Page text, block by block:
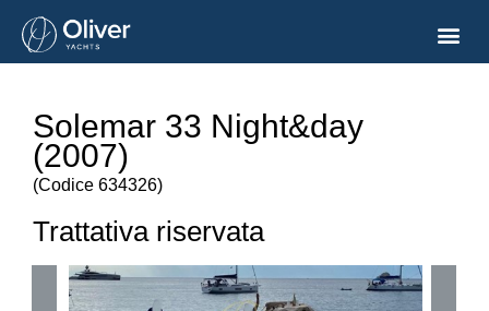
Solemar 33 Night&day
(2007)
(Codice 634326)
Trattativa riservata